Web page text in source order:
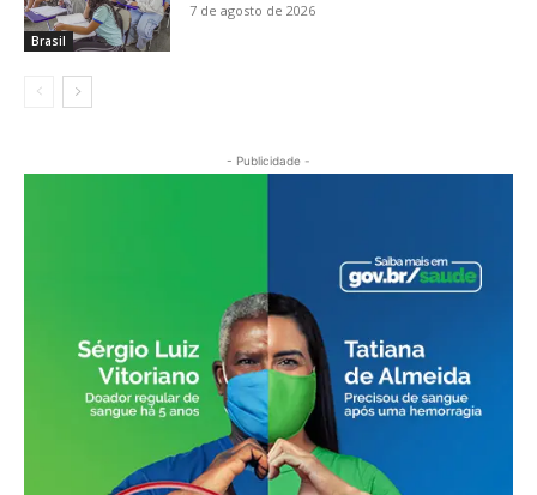
Brasil
7 de agosto de 2026
- Publicidade -